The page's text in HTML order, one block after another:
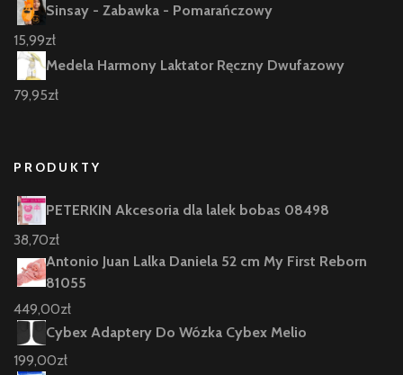
Sinsay - Zabawka - Pomarańczowy
15,99zł
Medela Harmony Laktator Ręczny Dwufazowy
79,95zł
PRODUKTY
PETERKIN Akcesoria dla lalek bobas 08498
38,70zł
Antonio Juan Lalka Daniela 52 cm My First Reborn
81055
449,00zł
Cybex Adaptery Do Wózka Cybex Melio
199,00zł